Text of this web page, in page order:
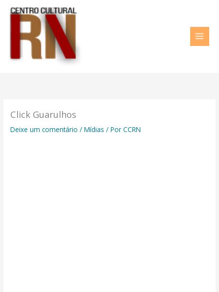
para
conteúdo
Click Guarulhos
Deixe um comentário /Mídias / PorCCRN